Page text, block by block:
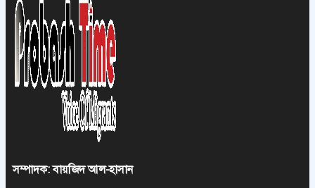
সম্পাদক: বায়জিদ আল-হাসান